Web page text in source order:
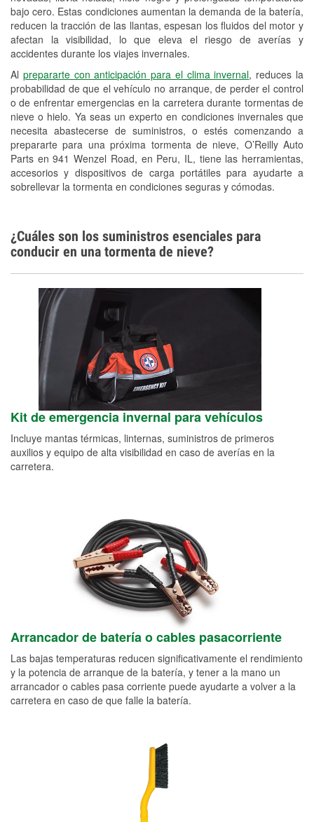
bajo cero. Estas condiciones aumentan la demanda de la batería,
reducen la tracción de las llantas, espesan los fluidos del motor y
afectan la visibilidad, lo que eleva el riesgo de averías y
accidentes durante los viajes invernales.
Al prepararte con anticipación para el clima invernal, reduces la
probabilidad de que el vehículo no arranque, de perder el control
o de enfrentar emergencias en la carretera durante tormentas de
nieve o hielo. Ya seas un experto en condiciones invernales que
necesita abastecerse de suministros, o estés comenzando a
prepararte para una próxima tormenta de nieve, O’Reilly Auto
Parts en 941 Wenzel Road, en Peru, IL, tiene las herramientas,
accesorios y dispositivos de carga portátiles para ayudarte a
sobrellevar la tormenta en condiciones seguras y cómodas.
Herramientas
Rectificación de tambores y discos de
freno
Snowstorm Supplies
Tornado Supplies
Conoce más
¿Cuáles son los suministros esenciales para
conducir en una tormenta de nieve?
Kit de emergencia invernal para vehículos
Incluye mantas térmicas, linternas, suministros de primeros
auxilios y equipo de alta visibilidad en caso de averías en la
carretera.
Arrancador de batería o cables pasacorriente
Las bajas temperaturas reducen significativamente el rendimiento
y la potencia de arranque de la batería, y tener a la mano un
arrancador o cables pasa corriente puede ayudarte a volver a la
carretera en caso de que falle la batería.